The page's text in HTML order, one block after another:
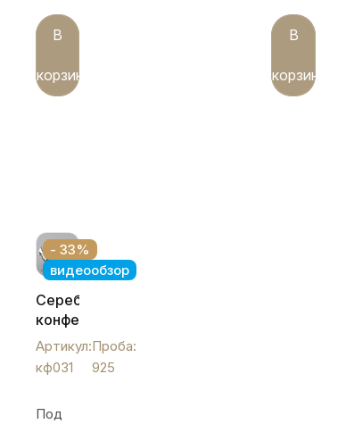
В
корзину
В
корзину
- 33%
видеообзор
Серебряная
конфетница
«Мечта»
глянцевая,
кф031
Артикул:
кф031
Проба:
925
Под